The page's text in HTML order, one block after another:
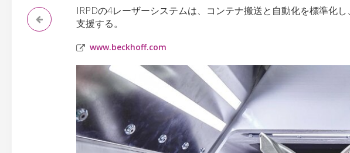
IRPDの4レーザーシステムは、コンテナ搬送と自動化を標準化
支援する。
www.beckhoff.com